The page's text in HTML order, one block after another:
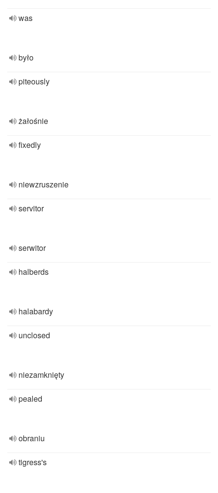
was
było
piteously
żałośnie
fixedly
niewzruszenie
servitor
serwitor
halberds
halabardy
unclosed
niezamknięty
pealed
obraniu
tigress's